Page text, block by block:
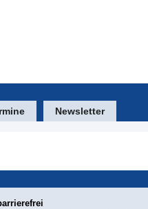
Newsletter